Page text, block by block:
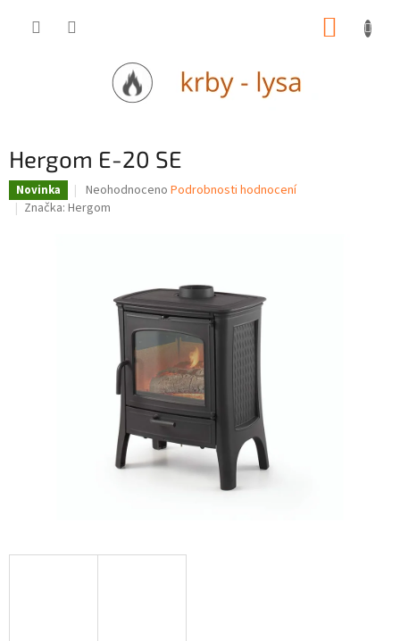
Hergom E-20 SE
Novinka
Průměrné
hodnocení
hvězdiček.
Neohodnoceno Podrobnosti hodnocení
Značka: Hergom